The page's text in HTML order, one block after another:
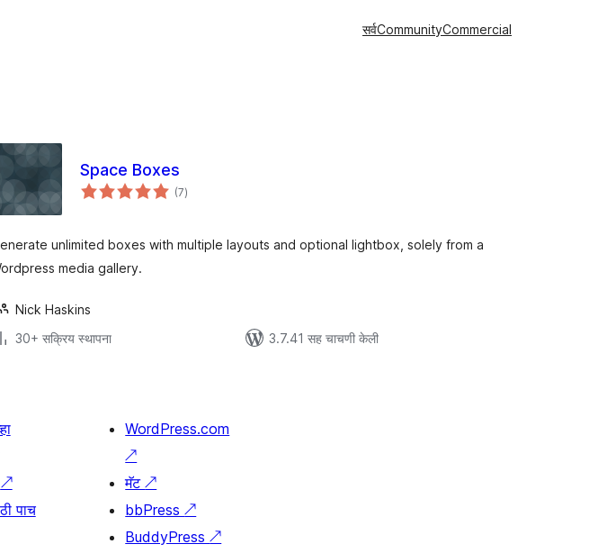
सर्वCommunityCommercial
Space Boxes
(7एकूण
मूल्यांकन
)
unlimited boxes with multiple layouts and optional lightbox, solely from a
media gallery.
Nick Haskins
30+ सक्रिय स्थापना
3.7.41 सह चाचणी केली
↗
पाच
WordPress.com
↗
मॅट↗
bbPress↗
BuddyPress↗